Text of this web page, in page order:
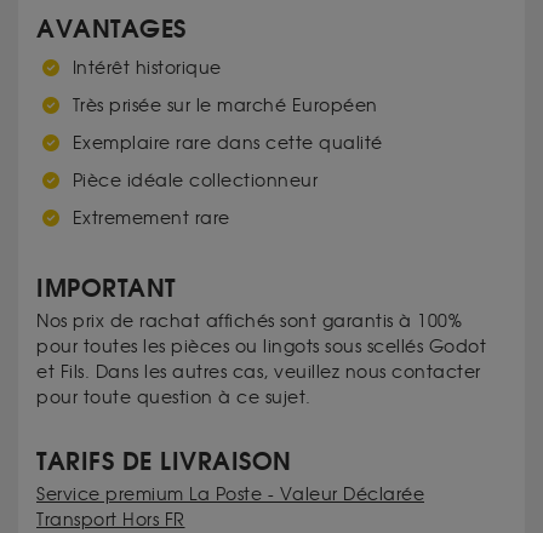
AVANTAGES
Intérêt historique
Très prisée sur le marché Européen
Exemplaire rare dans cette qualité
Pièce idéale collectionneur
Extremement rare
IMPORTANT
Nos prix de rachat affichés sont garantis à 100%
pour toutes les pièces ou lingots sous scellés Godot
et Fils. Dans les autres cas, veuillez nous contacter
pour toute question à ce sujet.
TARIFS DE LIVRAISON
Service premium La Poste - Valeur Déclarée
Transport Hors FR